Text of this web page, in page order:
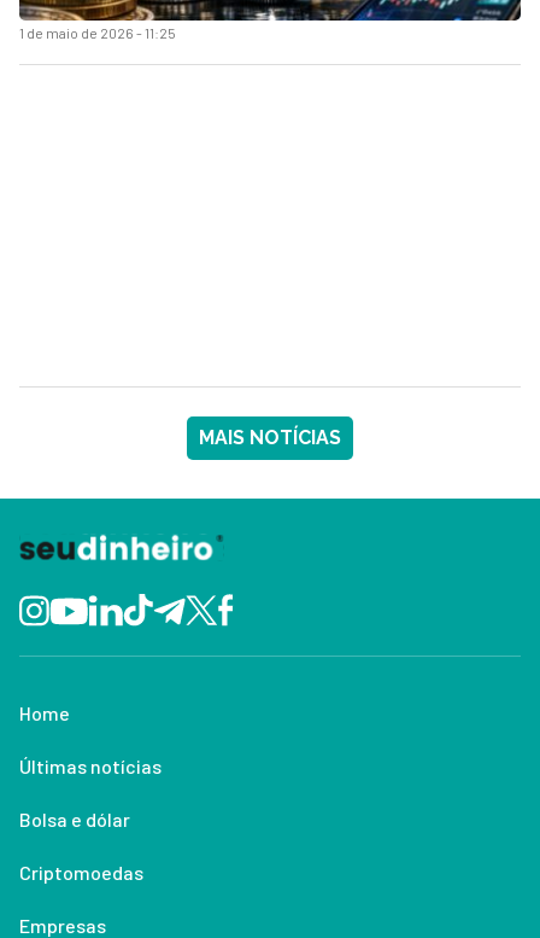
1 de maio de 2026 - 11:25
MAIS NOTÍCIAS
Home
Últimas notícias
Bolsa e dólar
Criptomoedas
Empresas